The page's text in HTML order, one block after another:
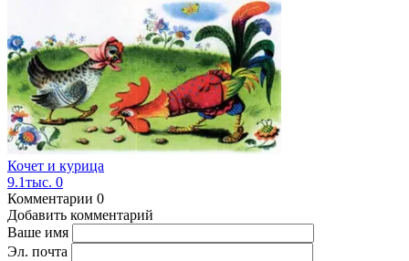
Кочет и курица
9.1тыс. 0
Комментарии 0
Добавить комментарий
Ваше имя
Эл. почта